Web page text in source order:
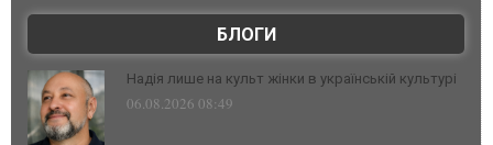
БЛОГИ
Надія лише на культ жінки в українській культурі
06.08.2026 08:49